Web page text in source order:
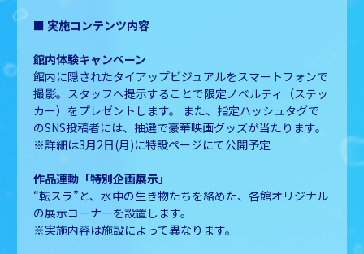
■ 実施コンテンツ内容
館内体験キャンペーン
館内に隠されたタイアップビジュアルをスマートフォンで
撮影。スタッフへ提示することで限定ノベルティ（ステッ
カー）をプレゼントします。 また、指定ハッシュタグで
のSNS投稿者には、抽選で豪華映画グッズが当たります。
※詳細は3月2日(月)に特設ページにて公開予定
作品連動「特別企画展示」
“転スラ”と、水中の生き物たちを絡めた、各館オリジナル
の展示コーナーを設置します。
※実施内容は施設によって異なります。